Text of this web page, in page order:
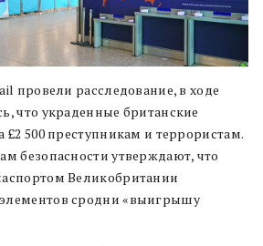
провели расследование, в ходе
что украденные британские
£2 500 преступникам и террористам.
безопасности утверждают, что
Великобритании
сродни «выигрышу